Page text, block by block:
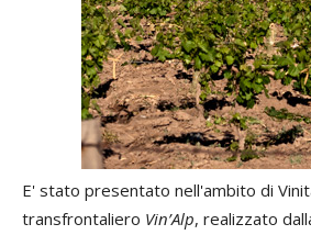
E' stato presentato nell'ambito di
transfrontaliero Vin’Alp, realizzato